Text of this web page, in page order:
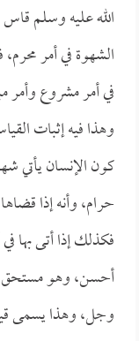
الله عليه وسلم
الشهوة في أمر محرم،
في أمر مشروع وأمر
وهذا فيه إثبات
كون الإنسان يأتي
حرام، وأنه إذا
فكذلك إذا أتى بها
أحسن، وهو مستحق
وجل، وهذا يسمى